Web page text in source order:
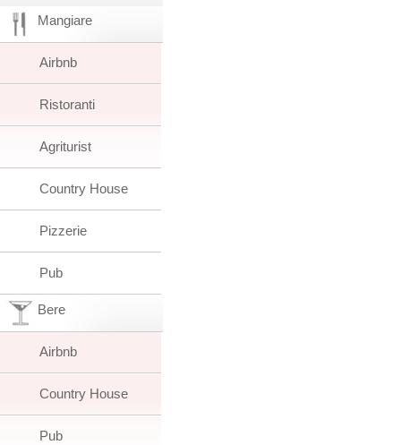
Mangiare
Airbnb
Ristoranti
Agriturist
Country House
Pizzerie
Pub
Bere
Airbnb
Country House
Pub